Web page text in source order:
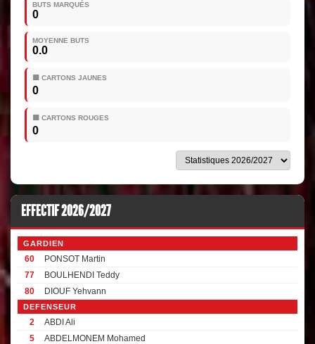
BUTS MARQUÉS
0
MOYENNE BUTS
0.0
🟨 CARTONS JAUNES
0
🟥 CARTONS ROUGES
0
EFFECTIF 2026/2027
GARDIEN
60
PONSOT Martin
77
BOULHENDI Teddy
80
DIOUF Yehvann
DEFENSEUR
2
ABDI Ali
5
ABDELMONEM Mohamed